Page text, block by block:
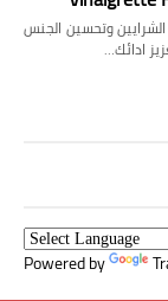
وتحسين الجنس
ادائك…
Powered by